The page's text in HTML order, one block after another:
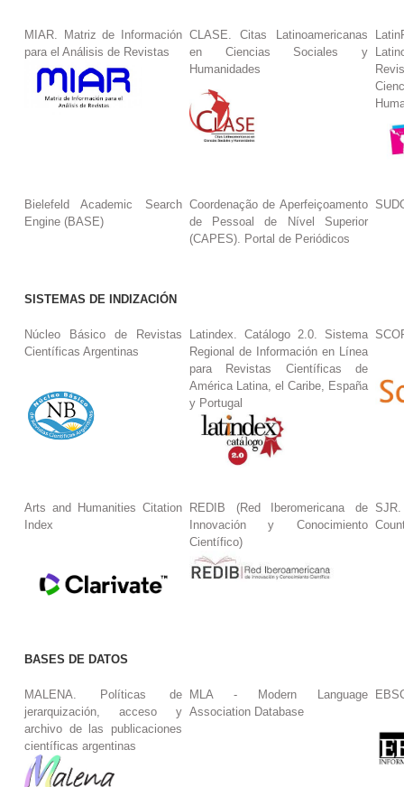
MIAR. Matriz de Información
para el Análisis de Revistas
CLASE. Citas Latinoamericanas
en Ciencias Sociales y
Humanidades
Bielefeld Academic Search
Engine (BASE)
Coordenação de Aperfeiçoamento
de Pessoal de Nível Superior
(CAPES). Portal de Periódicos
SISTEMAS DE INDIZACIÓN
Núcleo Básico de Revistas
Científicas Argentinas
Latindex. Catálogo 2.0. Sistema
Regional de Información en Línea
para Revistas Científicas de
América Latina, el Caribe, España
y Portugal
Arts and Humanities Citation
Index
REDIB (Red Iberomericana de
Innovación y Conocimiento
Científico)
BASES DE DATOS
MALENA. Políticas de
jerarquización, acceso y
archivo de las publicaciones
científicas argentinas
MLA - Modern Language
Association Database